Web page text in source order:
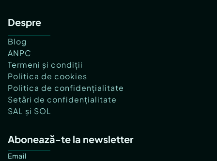
Despre
Blog
ANPC
Termeni și condiții
Politica de cookies
Politica de confidențialitate
Setări de confidențialitate
SAL și SOL
Abonează-te la newsletter
Email